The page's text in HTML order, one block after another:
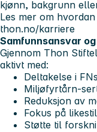
kjønn, bakgrunn
Les mer om
thon.no/karriere
Samfunnsansvar
Gjennom Thon
aktivt med:
Deltakelse i
Miljøfyrtårn-
Reduksjon av
Fokus på
Støtte til